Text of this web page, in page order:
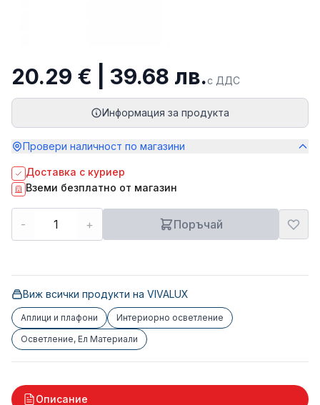
20.29 € | 39.68 лв.с ДДС
Информация за продукта
Провери наличност по магазини
Доставка с куриер
Вземи безплатно от магазин
- + Поръчай
Виж всички продукти на VIVALUX
Аплици и плафони
Интериорно осветление
Осветление, Ел Материали
Описание